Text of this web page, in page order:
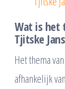
Wat is het
Tjitske
Het thema
afhankelijk